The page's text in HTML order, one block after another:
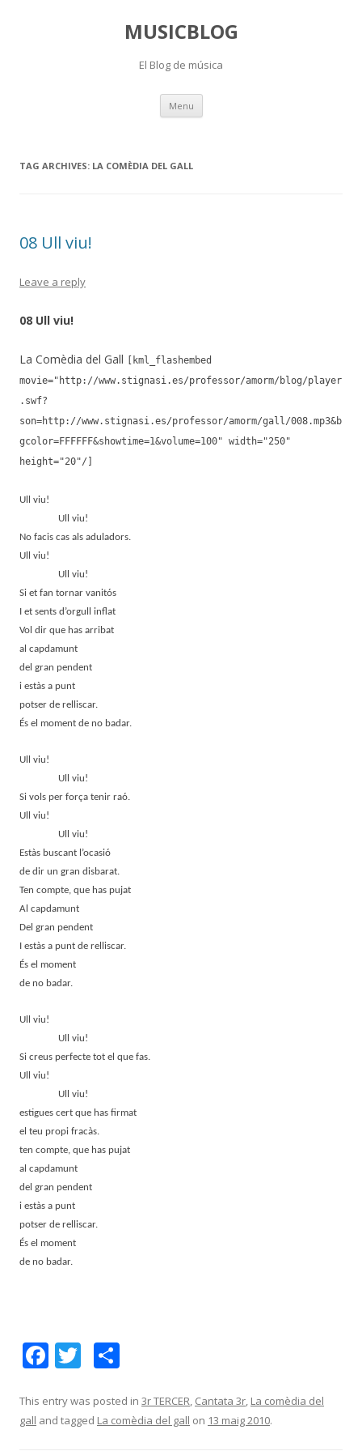
MUSICBLOG
El Blog de música
Menu Skip
content
TAG ARCHIVES: LA COMÈDIA DEL GALL
08 Ull viu!
Leave a reply
08 Ull viu!
La Comèdia del Gall
[kml_flashembed
movie="http://www.stignasi.es/professor/amorm/blog/player
.swf?
son=http://www.stignasi.es/professor/amorm/gall/008.mp3&b
gcolor=FFFFFF&showtime=1&volume=100" width="250"
height="20"/]
Ull viu!
Ull viu!
No facis cas als aduladors.
Ull viu!
Ull viu!
Si et fan tornar vanitós
I et sents d’orgull inflat
Vol dir que has arribat
al capdamunt
del gran pendent
i estàs a punt
potser de relliscar.
És el moment de no badar.
Ull viu!
Ull viu!
Si vols per força tenir raó.
Ull viu!
Ull viu!
Estàs buscant l’ocasió
de dir un gran disbarat.
Ten compte, que has pujat
Al capdamunt
Del gran pendent
I estàs a punt de relliscar.
És el moment
de no badar.
Ull viu!
Ull viu!
Si creus perfecte tot el que fas.
Ull viu!
Ull viu!
estigues cert que has firmat
el teu propi fracàs.
ten compte, que has pujat
al capdamunt
del gran pendent
i estàs a punt
potser de relliscar.
És el moment
de no badar.
F
e
b
T
itt
er
m
p
This entry was posted in 3r TERCER, Cantata 3r, La comèdia del
gall and tagged La comèdia del gall on 13 maig 2010.